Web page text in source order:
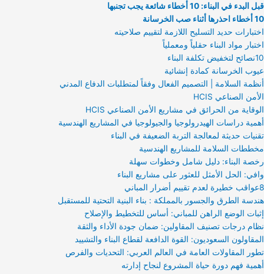
قبل البدء في البناء: 10 أخطاء شائعة يجب تجنبها
10 أخطاء احذرها أثناء صب الخرسانة
اختبارات حديد التسليح اللازمة لتقييم صلاحيته
اختبار مواد البناء حقلياً ومعملياً
10نصائح لتخفيض تكلفة البناء
عيوب الخرسانة كمادة إنشائية
أنظمة السلامة | التصميم الفعال وفقاً لمتطلبات الدفاع المدني
الأمن الصناعي HCIS
الوقاية من الحرائق في مشاريع الأمن الصناعي HCIS
أهمية دراسات الهيدرولوجيا والجيولوجيا في المشاريع الهندسية
تقنيات حديثة لمعالجة التربة الضعيفة في البناء
مخططات السلامة للمشاريع الهندسية
رخصة البناء: دليل شامل وخطوات سهلة
وافي: الحل الأمثل للعثور على مشاريع البناء
8عواقب خطيرة لعدم تقييم أضرار المباني
هندسة الطرق والجسور بالمملكة : بناء البنية التحتية للمستقبل
إثبات الوضع الراهن للمباني: أساس للتخطيط والإصلاح
نظام درجات تصنيف المقاولين: ضمان جودة الأداء والثقة
المقاولون السعوديون: القوة الدافعة لقطاع البناء والتشييد
تطور المقاولات العامة في العالم العربي: التحديات والفرص
أهمية فهم دورة حياة المشروع لنجاح إدارته